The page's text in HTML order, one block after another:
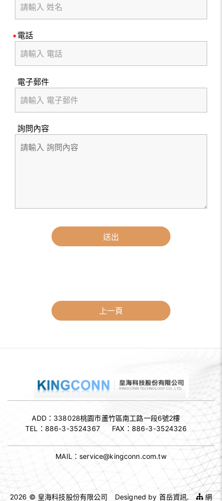
電話
電子郵件
詢問內容
送出
上一頁
ADD：338028桃園市蘆竹區南工路一段6號2樓
TEL： 886-3-3524367 FAX： 886-3-3524326
MAIL：service@kingconn.com.tw
2026 © 皇海科技股份有限公司 Designed by 首岳資訊. 網